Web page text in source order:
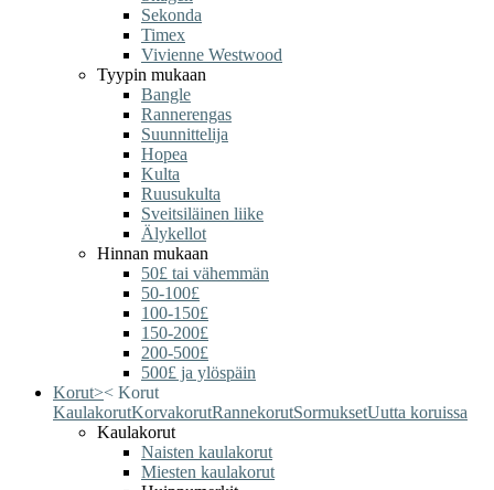
Sekonda
Timex
Vivienne Westwood
Tyypin mukaan
Bangle
Rannerengas
Suunnittelija
Hopea
Kulta
Ruusukulta
Sveitsiläinen liike
Älykellot
Hinnan mukaan
50£ tai vähemmän
50-100£
100-150£
150-200£
200-500£
500£ ja ylöspäin
Korut>< Korut
KaulakorutKorvakorutRannekorutSormuksetUutta koruissa
Kaulakorut
Naisten kaulakorut
Miesten kaulakorut